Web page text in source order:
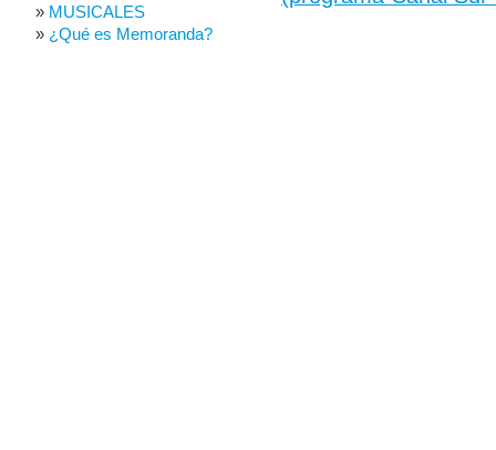
MUSICALES
¿Qué es Memoranda?